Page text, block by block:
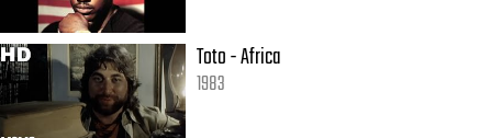
Toto - Africa
1983